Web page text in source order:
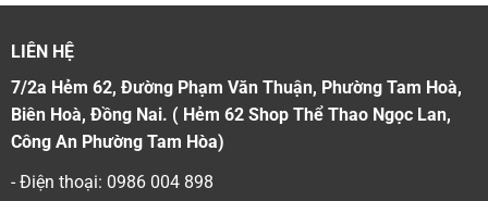
LIÊN HỆ
7/2a Hẻm 62, Đường Phạm Văn Thuận, Phường Tam Hoà,
Biên Hoà, Đồng Nai. ( Hẻm 62 Shop Thể Thao Ngọc Lan,
Công An Phường Tam Hòa)
- Điện thoại: 0986 004 898